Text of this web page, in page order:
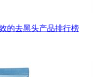
的去黑头产品排行榜